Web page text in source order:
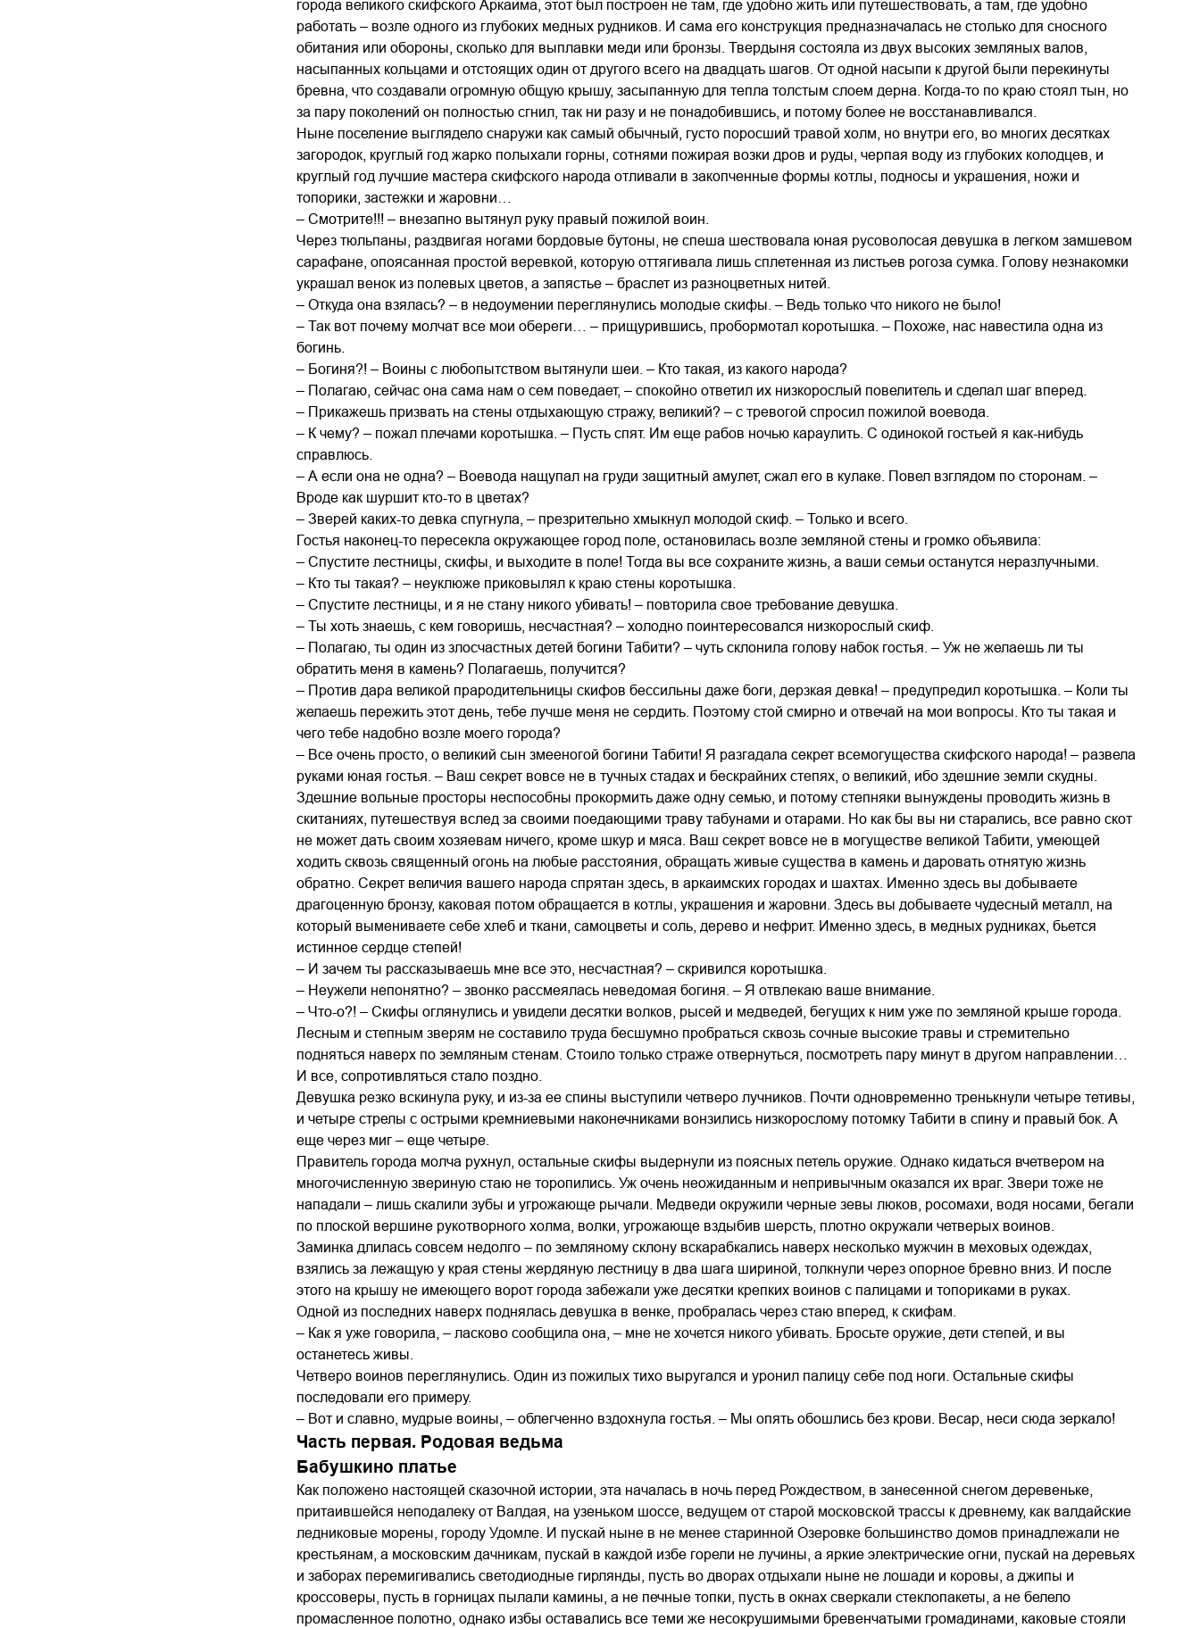
города великого скифского Аркаима, этот был построен не там, где удобно жить или путешествовать, а там, где удобно
работать – возле одного из глубоких медных рудников. И сама его конструкция предназначалась не столько для сносного
обитания или обороны, сколько для выплавки меди или бронзы. Твердыня состояла из двух высоких земляных валов,
насыпанных кольцами и отстоящих один от другого всего на двадцать шагов. От одной насыпи к другой были перекинуты
бревна, что создавали огромную общую крышу, засыпанную для тепла толстым слоем дерна. Когда-то по краю стоял тын, но
за пару поколений он полностью сгнил, так ни разу и не понадобившись, и потому более не восстанавливался.
Ныне поселение выглядело снаружи как самый обычный, густо поросший травой холм, но внутри его, во многих десятках
загородок, круглый год жарко полыхали горны, сотнями пожирая возки дров и руды, черпая воду из глубоких колодцев, и
круглый год лучшие мастера скифского народа отливали в закопченные формы котлы, подносы и украшения, ножи и
топорики, застежки и жаровни…
– Смотрите!!! – внезапно вытянул руку правый пожилой воин.
Через тюльпаны, раздвигая ногами бордовые бутоны, не спеша шествовала юная русоволосая девушка в легком замшевом
сарафане, опоясанная простой веревкой, которую оттягивала лишь сплетенная из листьев рогоза сумка. Голову незнакомки
украшал венок из полевых цветов, а запястье – браслет из разноцветных нитей.
– Откуда она взялась? – в недоумении переглянулись молодые скифы. – Ведь только что никого не было!
– Так вот почему молчат все мои обереги… – прищурившись, пробормотал коротышка. – Похоже, нас навестила одна из
богинь.
– Богиня?! – Воины с любопытством вытянули шеи. – Кто такая, из какого народа?
– Полагаю, сейчас она сама нам о сем поведает, – спокойно ответил их низкорослый повелитель и сделал шаг вперед.
– Прикажешь призвать на стены отдыхающую стражу, великий? – с тревогой спросил пожилой воевода.
– К чему? – пожал плечами коротышка. – Пусть спят. Им еще рабов ночью караулить. С одинокой гостьей я как-нибудь
справлюсь.
– А если она не одна? – Воевода нащупал на груди защитный амулет, сжал его в кулаке. Повел взглядом по сторонам. –
Вроде как шуршит кто-то в цветах?
– Зверей каких-то девка спугнула, – презрительно хмыкнул молодой скиф. – Только и всего.
Гостья наконец-то пересекла окружающее город поле, остановилась возле земляной стены и громко объявила:
– Спустите лестницы, скифы, и выходите в поле! Тогда вы все сохраните жизнь, а ваши семьи останутся неразлучными.
– Кто ты такая? – неуклюже приковылял к краю стены коротышка.
– Спустите лестницы, и я не стану никого убивать! – повторила свое требование девушка.
– Ты хоть знаешь, с кем говоришь, несчастная? – холодно поинтересовался низкорослый скиф.
– Полагаю, ты один из злосчастных детей богини Табити? – чуть склонила голову набок гостья. – Уж не желаешь ли ты
обратить меня в камень? Полагаешь, получится?
– Против дара великой прародительницы скифов бессильны даже боги, дерзкая девка! – предупредил коротышка. – Коли ты
желаешь пережить этот день, тебе лучше меня не сердить. Поэтому стой смирно и отвечай на мои вопросы. Кто ты такая и
чего тебе надобно возле моего города?
– Все очень просто, о великий сын змееногой богини Табити! Я разгадала секрет всемогущества скифского народа! – развела
руками юная гостья. – Ваш секрет вовсе не в тучных стадах и бескрайних степях, о великий, ибо здешние земли скудны.
Здешние вольные просторы неспособны прокормить даже одну семью, и потому степняки вынуждены проводить жизнь в
скитаниях, путешествуя вслед за своими поедающими траву табунами и отарами. Но как бы вы ни старались, все равно скот
не может дать своим хозяевам ничего, кроме шкур и мяса. Ваш секрет вовсе не в могуществе великой Табити, умеющей
ходить сквозь священный огонь на любые расстояния, обращать живые существа в камень и даровать отнятую жизнь
обратно. Секрет величия вашего народа спрятан здесь, в аркаимских городах и шахтах. Именно здесь вы добываете
драгоценную бронзу, каковая потом обращается в котлы, украшения и жаровни. Здесь вы добываете чудесный металл, на
который вымениваете себе хлеб и ткани, самоцветы и соль, дерево и нефрит. Именно здесь, в медных рудниках, бьется
истинное сердце степей!
– И зачем ты рассказываешь мне все это, несчастная? – скривился коротышка.
– Неужели непонятно? – звонко рассмеялась неведомая богиня. – Я отвлекаю ваше внимание.
– Что-о?! – Скифы оглянулись и увидели десятки волков, рысей и медведей, бегущих к ним уже по земляной крыше города.
Лесным и степным зверям не составило труда бесшумно пробраться сквозь сочные высокие травы и стремительно
подняться наверх по земляным стенам. Стоило только страже отвернуться, посмотреть пару минут в другом направлении…
И все, сопротивляться стало поздно.
Девушка резко вскинула руку, и из-за ее спины выступили четверо лучников. Почти одновременно тренькнули четыре тетивы,
и четыре стрелы с острыми кремниевыми наконечниками вонзились низкорослому потомку Табити в спину и правый бок. А
еще через миг – еще четыре.
Правитель города молча рухнул, остальные скифы выдернули из поясных петель оружие. Однако кидаться вчетвером на
многочисленную звериную стаю не торопились. Уж очень неожиданным и непривычным оказался их враг. Звери тоже не
нападали – лишь скалили зубы и угрожающе рычали. Медведи окружили черные зевы люков, росомахи, водя носами, бегали
по плоской вершине рукотворного холма, волки, угрожающе вздыбив шерсть, плотно окружали четверых воинов.
Заминка длилась совсем недолго – по земляному склону вскарабкались наверх несколько мужчин в меховых одеждах,
взялись за лежащую у края стены жердяную лестницу в два шага шириной, толкнули через опорное бревно вниз. И после
этого на крышу не имеющего ворот города забежали уже десятки крепких воинов с палицами и топориками в руках.
Одной из последних наверх поднялась девушка в венке, пробралась через стаю вперед, к скифам.
– Как я уже говорила, – ласково сообщила она, – мне не хочется никого убивать. Бросьте оружие, дети степей, и вы
останетесь живы.
Четверо воинов переглянулись. Один из пожилых тихо выругался и уронил палицу себе под ноги. Остальные скифы
последовали его примеру.
– Вот и славно, мудрые воины, – облегченно вздохнула гостья. – Мы опять обошлись без крови. Весар, неси сюда зеркало!
Часть первая. Родовая ведьма
Бабушкино платье
Как положено настоящей сказочной истории, эта началась в ночь перед Рождеством, в занесенной снегом деревеньке,
притаившейся неподалеку от Валдая, на узеньком шоссе, ведущем от старой московской трассы к древнему, как валдайские
ледниковые морены, городу Удомле. И пускай ныне в не менее старинной Озеровке большинство домов принадлежали не
крестьянам, а московским дачникам, пускай в каждой избе горели не лучины, а яркие электрические огни, пускай на деревьях
и заборах перемигивались светодиодные гирлянды, пусть во дворах отдыхали ныне не лошади и коровы, а джипы и
кроссоверы, пусть в горницах пылали камины, а не печные топки, пусть в окнах сверкали стеклопакеты, а не белело
промасленное полотно, однако избы оставались все теми же несокрушимыми бревенчатыми громадинами, каковые стояли